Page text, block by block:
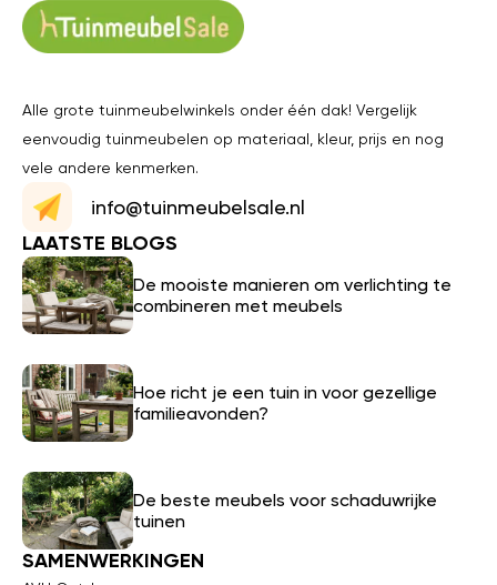
Alle grote tuinmeubelwinkels onder één dak! Vergelijk
eenvoudig tuinmeubelen op materiaal, kleur, prijs en nog
vele andere kenmerken.
info@tuinmeubelsale.nl
LAATSTE BLOGS
De mooiste manieren om verlichting te
combineren met meubels
Hoe richt je een tuin in voor gezellige
familieavonden?
De beste meubels voor schaduwrijke
tuinen
SAMENWERKINGEN